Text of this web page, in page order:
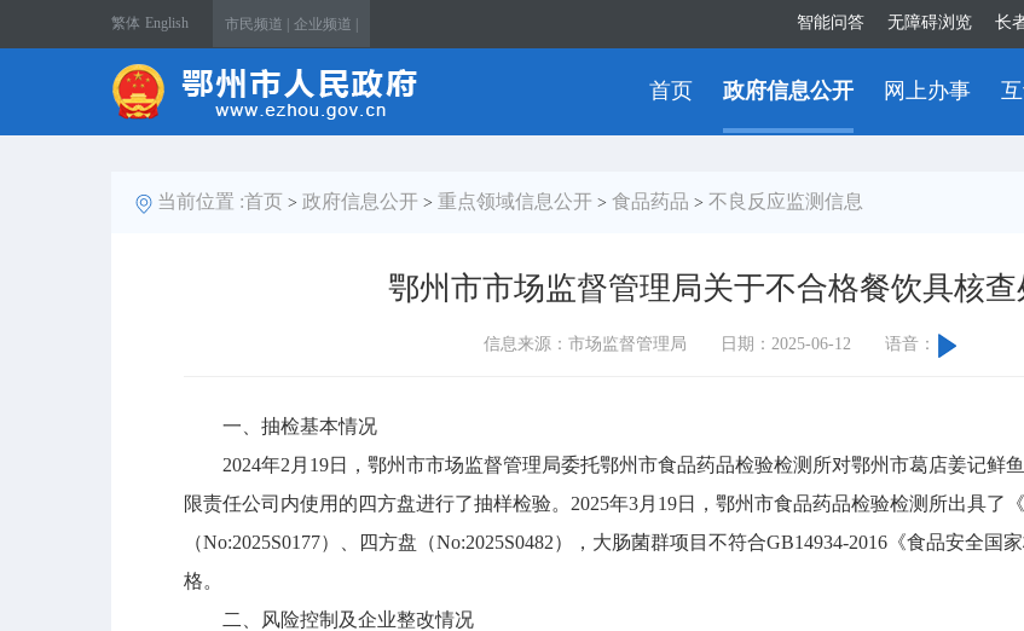
繁体 English 市民频道 | 企业频道 | 智能问答 无障碍浏览 长
首页 政府信息公开 网上办事
当前位置 :首页 > 政府信息公开 > 重点领域信息公开 > 食品药品 > 不良反应监测信息
鄂州市市场监督管理局关于不合格餐饮具核
信息来源：市场监督管理局 日期：2025-06-12 语音：
一、抽检基本情况
2024年2月19日，鄂州市市场监督管理局委托鄂州市食品药品检验检测所对鄂州市葛店姜记鲜
限责任公司内使用的四方盘进行了抽样检验。2025年3月19日，鄂州市食品药品检验检测所出具了
（No:2025S0177）、四方盘（No:2025S0482），大肠菌群项目不符合GB14934-2016《食品安全
格。
二、风险控制及企业整改情况